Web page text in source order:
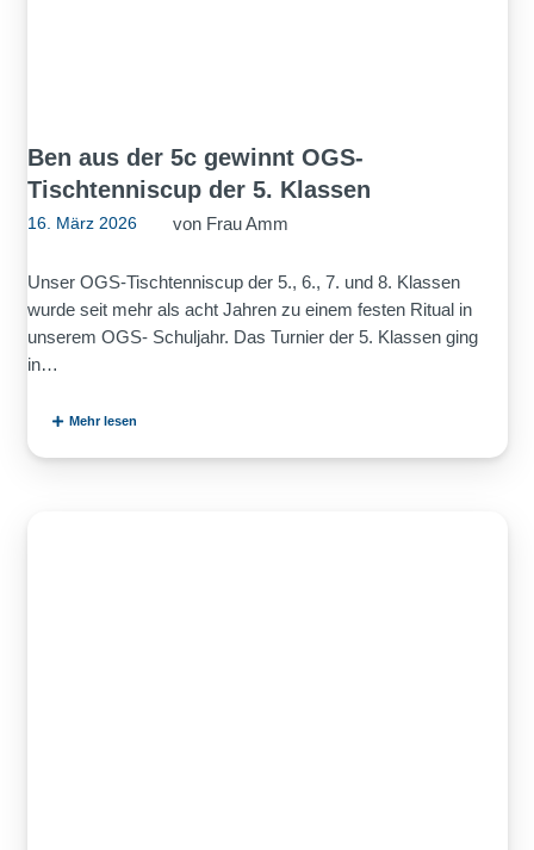
Ben aus der 5c gewinnt OGS-
Tischtenniscup der 5. Klassen
16. März 2026 von Frau Amm
Unser OGS-Tischtenniscup der 5., 6., 7. und 8. Klassen
wurde seit mehr als acht Jahren zu einem festen Ritual in
unserem OGS- Schuljahr. Das Turnier der 5. Klassen ging
in…
Mehr lesen